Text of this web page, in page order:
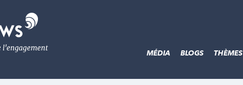
MÉDIA BLOGS THÈMES